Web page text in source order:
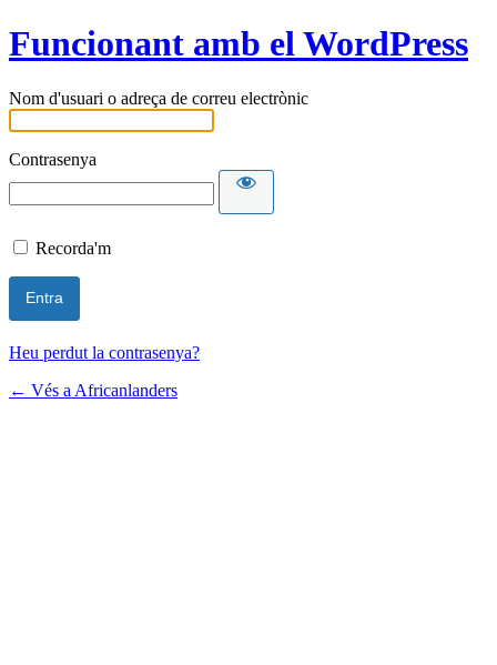
Funcionant amb el WordPress
Nom d'usuari o adreça de correu electrònic
Contrasenya
Recorda'm
Heu perdut la contrasenya?
← Vés a Africanlanders